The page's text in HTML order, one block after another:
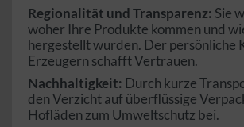
Regionalität und Transparenz: Sie
woher Ihre Produkte kommen und
hergestellt wurden. Der persönliche
Erzeugern schafft Vertrauen.
Nachhaltigkeit: Durch kurze
den Verzicht auf überflüssige
Hofläden zum Umweltschutz bei.